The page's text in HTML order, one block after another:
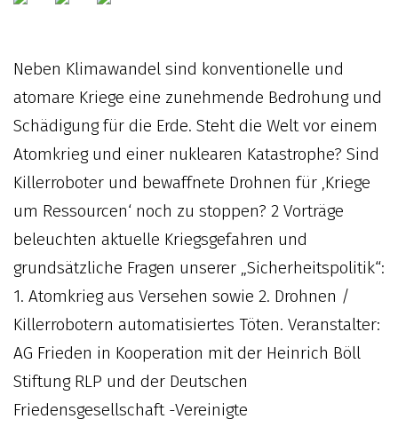
Neben Klimawandel sind konventionelle und
atomare Kriege eine zunehmende Bedrohung und
Schädigung für die Erde. Steht die Welt vor einem
Atomkrieg und einer nuklearen Katas­trophe? Sind
Killerroboter und bewaffnete Drohnen für ‚Kriege
um Ressourcen‘ noch zu stoppen? 2 Vorträge
beleuchten aktuelle Kriegsgefahren und
grundsätzliche Fragen unserer „Sicherheitspolitik“:
1. Atomkrieg aus Versehen sowie 2. Drohnen /
Killer­robotern automatisiertes Töten. Veranstalter:
AG Frieden in Kooperation mit der Heinrich Böll
Stiftung RLP und der Deutschen
Friedensgesellschaft -Vereinigte